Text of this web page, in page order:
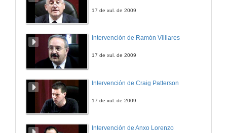
17 de xul. de 2009
Intervención de Ramón Villlares
17 de xul. de 2009
Intervención de Craig Patterson
17 de xul. de 2009
Intervención de Anxo Lorenzo